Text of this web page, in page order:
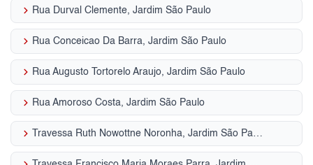
keyboard_arrow_right Rua Durval Clemente, Jardim São Paulo
keyboard_arrow_right Rua Conceicao Da Barra, Jardim São Paulo
keyboard_arrow_right Rua Augusto Tortorelo Araujo, Jardim São Paulo
keyboard_arrow_right Rua Amoroso Costa, Jardim São Paulo
keyboard_arrow_right Travessa Ruth Nowottne Noronha, Jardim São Paulo